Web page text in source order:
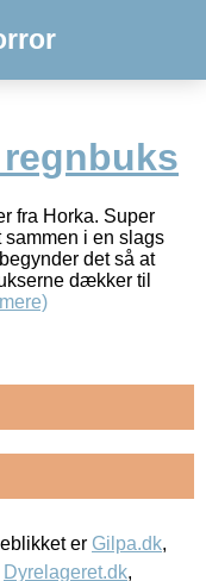
fra Horka. Super
i en slags
det så at
dækker til
er Gilpa.dk,
Dyrelageret.dk,